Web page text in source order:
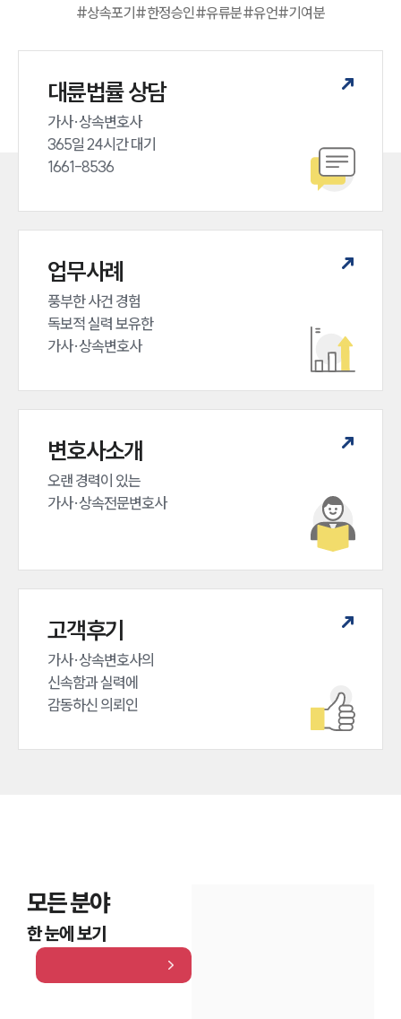
#상속포기#한정승인#유류분#유언#기여분
대륜법률 상담
가사·상속변호사
365일 24시간 대기
1661-8536
업무사례
풍부한 사건 경험
독보적 실력 보유한
가사·상속변호사
변호사소개
오랜 경력이 있는
가사·상속전문변호사
고객후기
가사·상속변호사의
신속함과 실력에
감동하신 의뢰인
모든 분야
한 눈에 보기